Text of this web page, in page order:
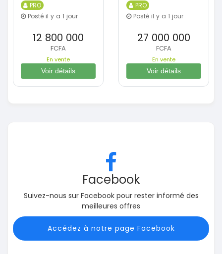
PRO
Posté il y a 1 jour
12 800 000
FCFA
En vente
Voir détails
PRO
Posté il y a 1 jour
27 000 000
FCFA
En vente
Voir détails
Facebook
Suivez-nous sur Facebook pour rester informé des
meilleures offres
Accédez à notre page Facebook